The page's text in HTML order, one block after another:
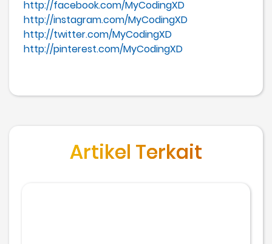
http://facebook.com/MyCodingXD
http://instagram.com/MyCodingXD
http://twitter.com/MyCodingXD
http://pinterest.com/MyCodingXD
Artikel Terkait